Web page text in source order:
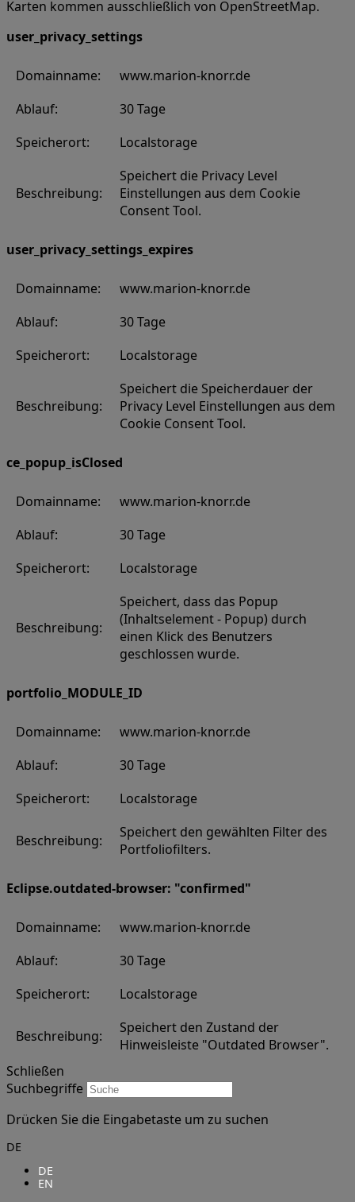
Karten kommen ausschließlich von OpenStreetMap.
user_privacy_settings
Domainname:
www.marion-knorr.de
Ablauf:
30 Tage
Speicherort:
Localstorage
Beschreibung:
Speichert die Privacy Level
Einstellungen aus dem Cookie
Consent Tool.
user_privacy_settings_expires
Domainname:
www.marion-knorr.de
Ablauf:
30 Tage
Speicherort:
Localstorage
Beschreibung:
Speichert die Speicherdauer der
Privacy Level Einstellungen aus dem
Cookie Consent Tool.
ce_popup_isClosed
Domainname:
www.marion-knorr.de
Ablauf:
30 Tage
Speicherort:
Localstorage
Beschreibung:
Speichert, dass das Popup
(Inhaltselement - Popup) durch
einen Klick des Benutzers
geschlossen wurde.
portfolio_MODULE_ID
Domainname:
www.marion-knorr.de
Ablauf:
30 Tage
Speicherort:
Localstorage
Beschreibung:
Speichert den gewählten Filter des
Portfoliofilters.
Eclipse.outdated-browser: "confirmed"
Domainname:
www.marion-knorr.de
Ablauf:
30 Tage
Speicherort:
Localstorage
Beschreibung:
Speichert den Zustand der
Hinweisleiste "Outdated Browser".
Schließen
Suchbegriffe
Drücken Sie die Eingabetaste um zu suchen
DE
DE
EN